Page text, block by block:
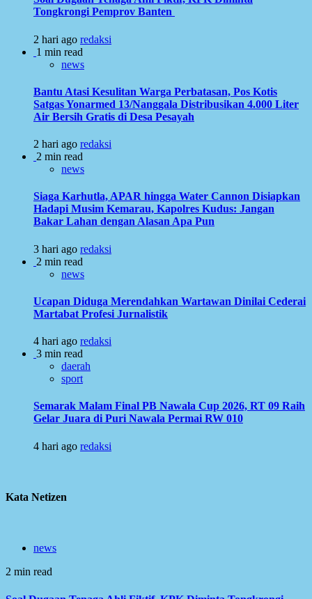
Tongkrongi Pemprov Banten
2 hari ago redaksi
1 min read
news
Bantu Atasi Kesulitan Warga Perbatasan, Pos Kotis
Satgas Yonarmed 13/Nanggala Distribusikan 4.000 Liter
Air Bersih Gratis di Desa Pesayah
2 hari ago redaksi
2 min read
news
Siaga Karhutla, APAR hingga Water Cannon Disiapkan
Hadapi Musim Kemarau, Kapolres Kudus: Jangan
Bakar Lahan dengan Alasan Apa Pun
3 hari ago redaksi
2 min read
news
Ucapan Diduga Merendahkan Wartawan Dinilai Cederai
Martabat Profesi Jurnalistik
4 hari ago redaksi
3 min read
daerah
sport
Semarak Malam Final PB Nawala Cup 2026, RT 09 Raih
Gelar Juara di Puri Nawala Permai RW 010
4 hari ago redaksi
Kata Netizen
news
2 min read